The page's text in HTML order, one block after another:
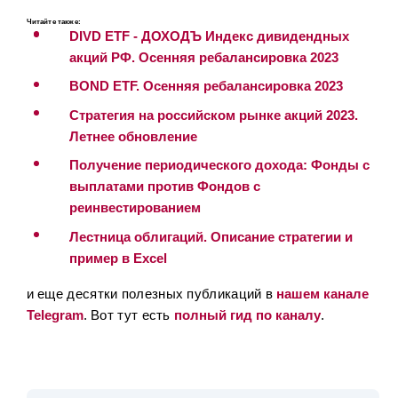
Читайте также:
DIVD ETF - ДОХОДЪ Индекс дивидендных
акций РФ. Осенняя ребалансировка 2023
BOND ETF. Осенняя ребалансировка 2023
Стратегия на российском рынке акций 2023.
Летнее обновление
Получение периодического дохода: Фонды с
выплатами против Фондов с
реинвестированием
Лестница облигаций. Описание стратегии и
пример в Excel
и еще десятки полезных публикаций в нашем канале
Telegram. Вот тут есть полный гид по каналу.